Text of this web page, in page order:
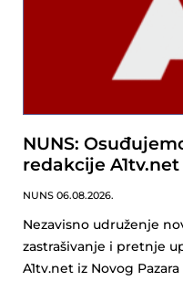
NUNS:
redakcije
NUNS 06.08.2026.
Nezavisno udruženje
zastrašivanje i pretnje
A1tv.net iz Novog